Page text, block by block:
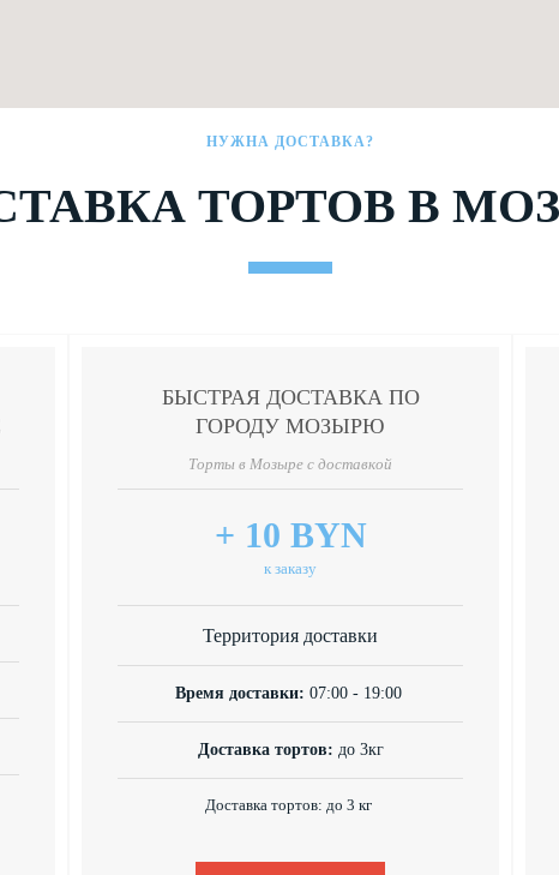
НУЖНА ДОСТАВКА?
ТОРТОВ В
БЫСТРАЯ ДОСТАВКА ПО
ГОРОДУ МОЗЫРЮ
Торты в Мозыре с доставкой
+ 10 BYN
к заказу
Территория доставки
Время доставки: 07:00 - 19:00
Доставка тортов: до 3кг
Доставка тортов: до 3 кг